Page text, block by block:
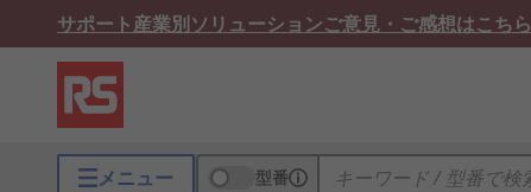
サポート産業別ソリューションご意見・ご感想はこちら
メニュー 型番